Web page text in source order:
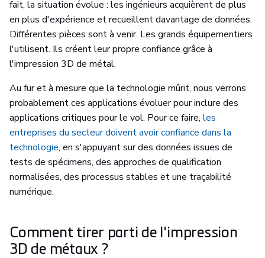
fait, la situation évolue : les ingénieurs acquièrent de plus
en plus d'expérience et recueillent davantage de données.
Différentes pièces sont à venir. Les grands équipementiers
l'utilisent. Ils créent leur propre confiance grâce à
l'impression 3D de métal.
Au fur et à mesure que la technologie mûrit, nous verrons
probablement ces applications évoluer pour inclure des
applications critiques pour le vol. Pour ce faire, les
entreprises du secteur doivent avoir confiance dans la
technologie, en s'appuyant sur des données issues de
tests de spécimens, des approches de qualification
normalisées, des processus stables et une traçabilité
numérique.
Comment tirer parti de l'impression
3D de métaux ?